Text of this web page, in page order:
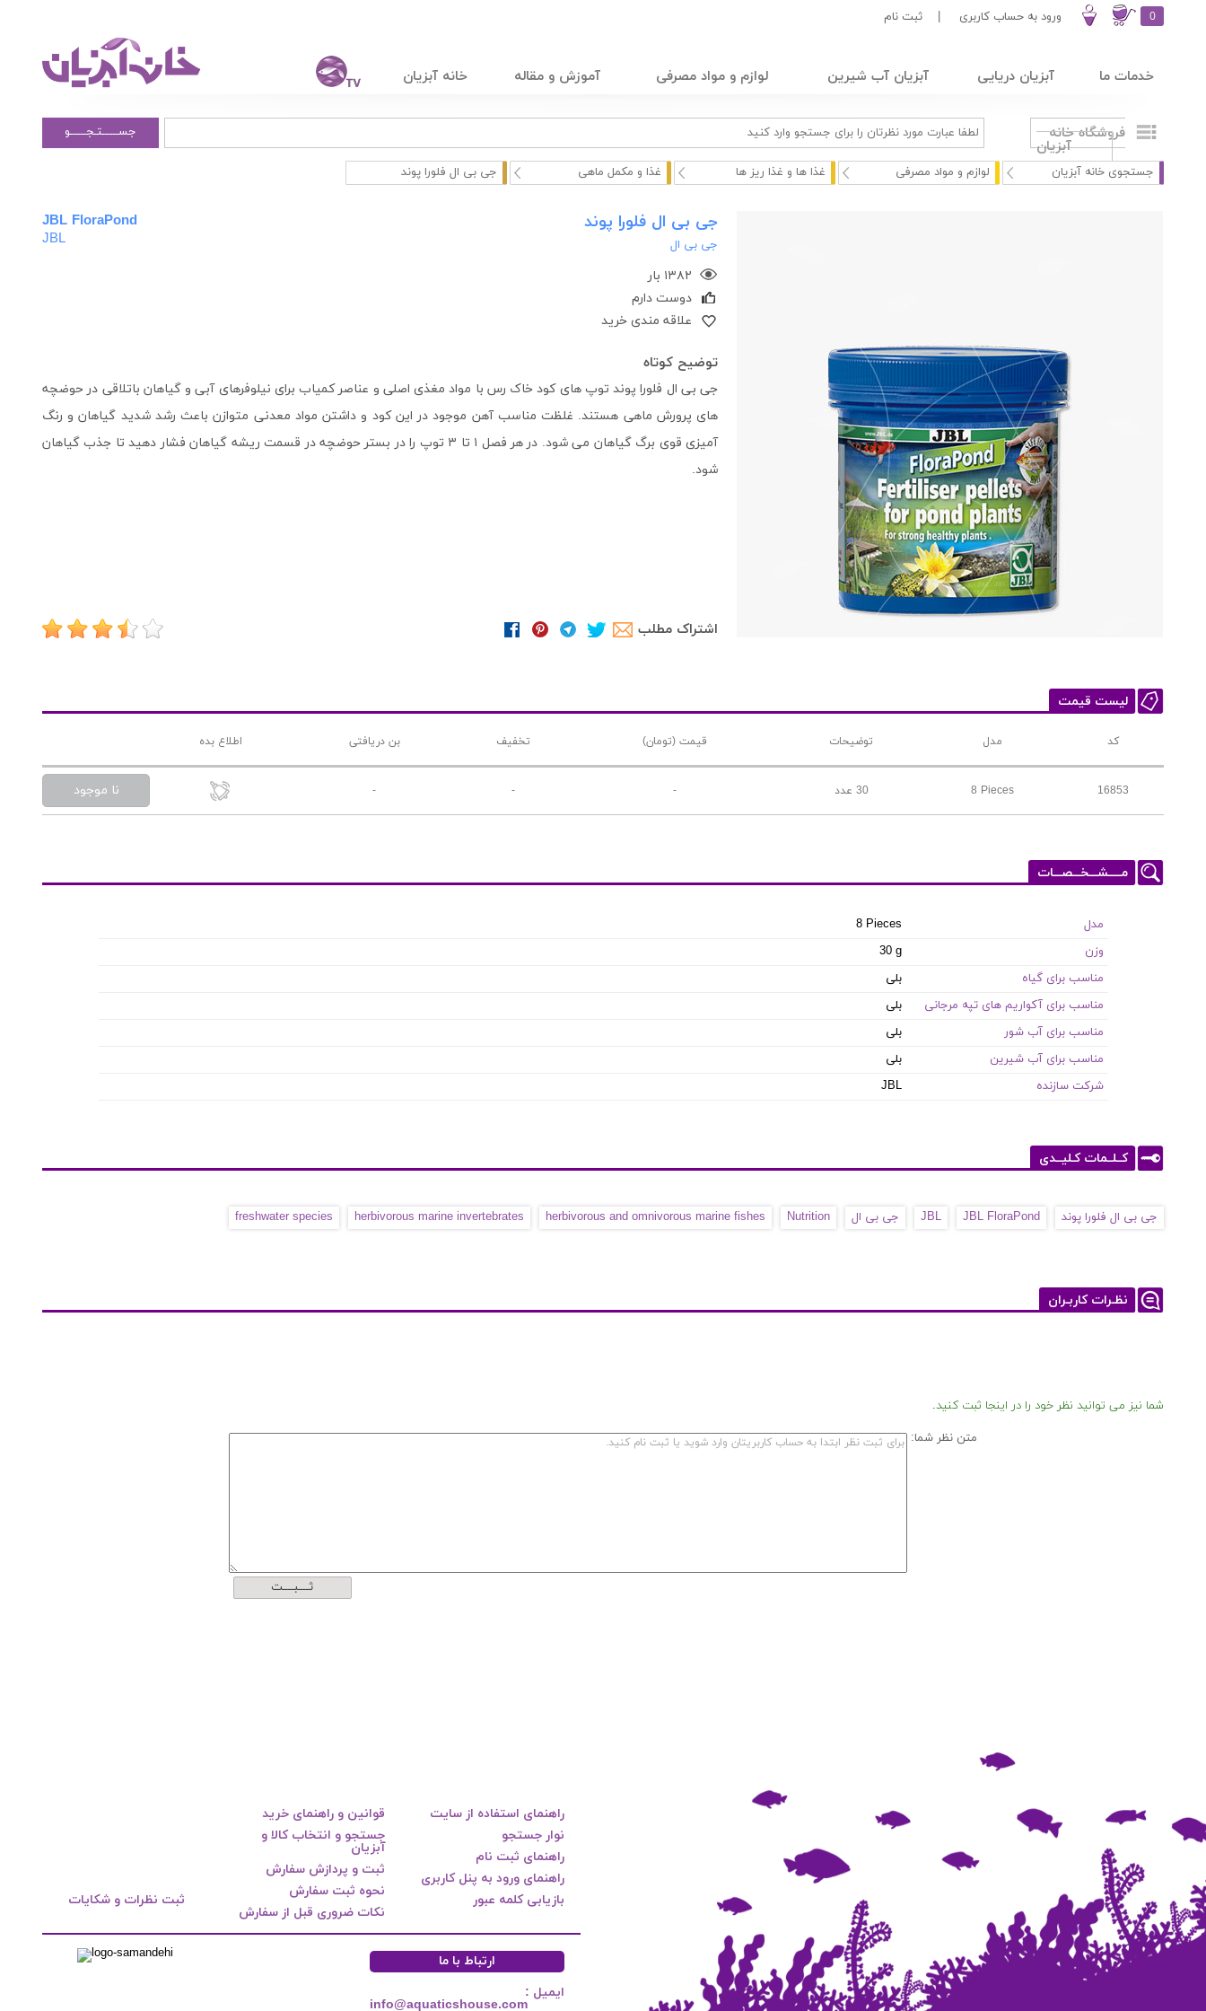
0 ورود به حساب کاربری ثبت نام
خدمات ما آبزیان دریایی آبزیان آب شیرین لوازم و مواد مصرفی آموزش و مقاله خانه آبزیان
فروشگاه خانه
آبزیان
جســــــتـجــــــو
جستجوی خانه آبزیان لوازم و مواد مصرفی غذا ها و غذا ریز ها غذا و مکمل ماهی جی بی ال فلورا پوند
جی بی ال فلورا پوند
جی بی ال
۱۳۸۲ بار
دوست دارم
علاقه مندی خرید
JBL FloraPond
JBL
توضیح کوتاه
جی بی ال فلورا پوند توپ های کود خاک رس با مواد مغذی اصلی و عناصر کمیاب برای نیلوفرهای آبی و گیاهان باتلاقی در حوضچه
های پرورش ماهی هستند. غلظت مناسب آهن موجود در این کود و داشتن مواد معدنی متوازن باعث رشد شدید گیاهان و رنگ
آمیزی قوی برگ گیاهان می شود. در هر فصل ۱ تا ۳ توپ را در بستر حوضچه در قسمت ریشه گیاهان فشار دهید تا جذب گیاهان
شود.
اشتراک مطلب
لیست قیمت
کد مدل توضیحات قیمت (تومان) تخفیف بن دریافتی اطلاع بده
16853
8 Pieces 30 عدد -
-
- نا موجود
مـــــشـــخـــصـــات
مدل
8 Pieces
وزن
30 g
مناسب برای گیاه
بلی
مناسب برای آکواریم های تپه مرجانی
بلی
مناسب برای آب شور
بلی
مناسب برای آب شیرین
بلی
شرکت سازنده
JBL
کــلــمات کـلیــدی
جی بی ال فلورا پوند JBL FloraPond
JBL جی بی ال Nutrition
herbivorous and omnivorous marine fishes
herbivorous marine invertebrates
freshwater species
نظـرات کاربـران
شما نیز می توانید نظر خود را در اینجا ثبت کنید.
متن نظر شما:
ثــــبــــت
راهنمای استفاده از سایت
نوار جستجو
راهنمای ثبت نام
راهنمای ورود به پنل کاربری
بازیابی کلمه عبور
قوانین و راهنمای خرید
جستجو و انتخاب کالا و
آبزیان
ثبت و پردازش سفارش
نحوه ثبت سفارش
نکات ضروری قبل از سفارش
ثبت نظرات و شکایات
ارتباط با ما
ایمیل :
info@aquaticshouse.com